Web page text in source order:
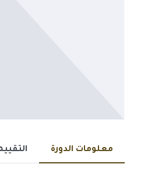
معلومات الدورة